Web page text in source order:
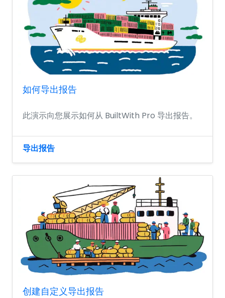
如何导出报告
此演示向您展示如何从 BuiltWith Pro 导出报告。
导出报告
创建自定义导出报告